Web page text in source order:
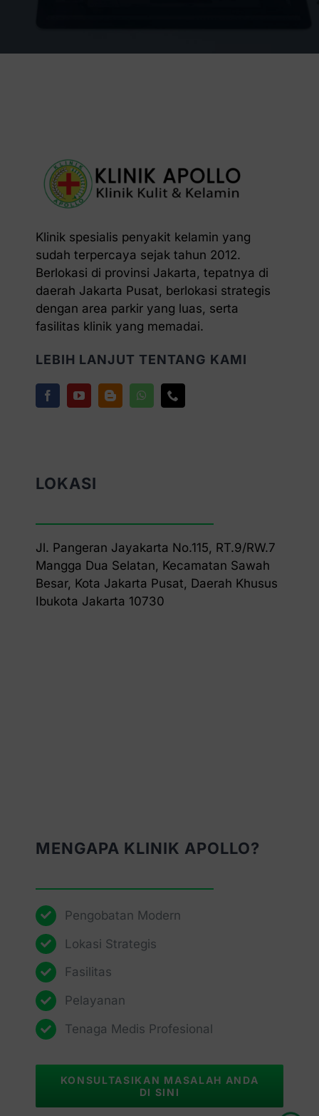
Klinik spesialis penyakit kelamin yang
sudah terpercaya sejak tahun 2012.
Berlokasi di provinsi Jakarta, tepatnya di
daerah Jakarta Pusat, berlokasi strategis
dengan area parkir yang luas, serta
fasilitas klinik yang memadai.
LEBIH LANJUT TENTANG KAMI
LOKASI
Jl. Pangeran Jayakarta No.115, RT.9/RW.7
Mangga Dua Selatan, Kecamatan Sawah
Besar, Kota Jakarta Pusat, Daerah Khusus
Ibukota Jakarta 10730
MENGAPA KLINIK APOLLO?
Pengobatan Modern
Lokasi Strategis
Fasilitas
Pelayanan
Tenaga Medis Profesional
KONSULTASIKAN MASALAH ANDA
DI SINI